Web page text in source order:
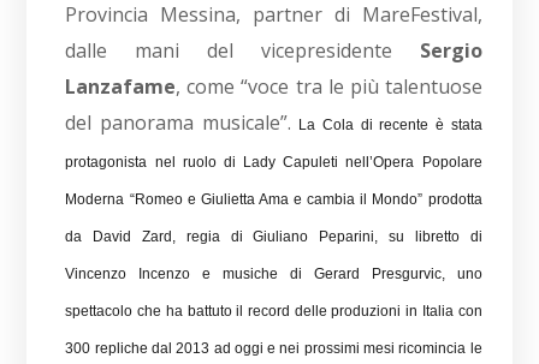
Provincia Messina, partner di MareFestival,
dalle mani del vicepresidente Sergio
Lanzafame, come “voce tra le più talentuose
del panorama musicale”.
La Cola di recente è stata
protagonista nel ruolo di Lady Capuleti nell’Opera Popolare
Moderna “Romeo e Giulietta Ama e cambia il Mondo” prodotta
da David Zard, regia di Giuliano Peparini, su libretto di
Vincenzo Incenzo e musiche di Gerard Presgurvic, uno
spettacolo che ha battuto il record delle produzioni in Italia con
300 repliche dal 2013 ad oggi e nei prossimi mesi ricomincia le